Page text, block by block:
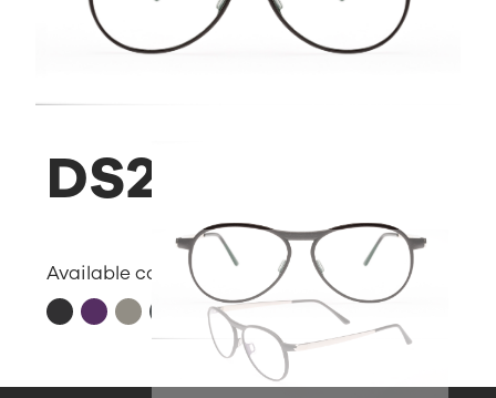
DS20Y
Available colors: